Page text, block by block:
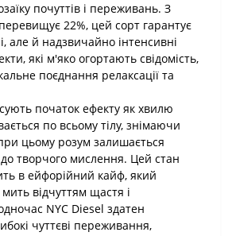
почуттів і переживань. З
22%, цей сорт гарантує
але й надзвичайно інтенсивні
які м'яко огортають свідомість,
поєднання релаксації та
початок ефекту як хвилю
по всьому тілу, знімаючи
цьому розум залишається
творчого мислення. Цей стан
в ейфорійний кайф, який
відчуттям щастя і
NYC Diesel здатен
чуттєві переживання,